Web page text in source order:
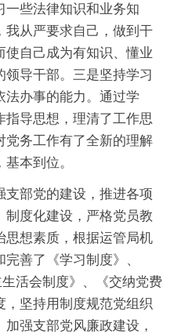
一些法律知识和业务知
我从严要求自己，做到干
使自己成为有知识、懂业
导干部。三是坚持学习
法办事的能力。通过学
导思想，理清了工作思
党务工作有了全新的理解
本到位。
支部党的建设，推进各项
制度化建设，严格党员教
思想素质，根据运管局机
善了《学习制度》、
生活会制度》、《交纳党费
，坚持用制度规范党组织
强支部党风廉政建设，